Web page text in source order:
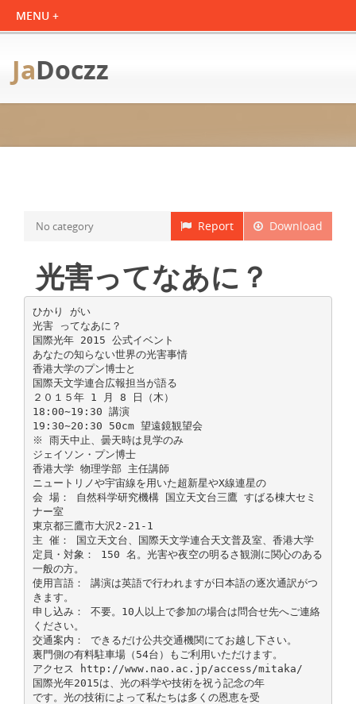
JaDoczz
Download
Report
No category
光害ってなあに？
ひかり がい
光害 ってなあに？
国際光年 2015 公式イベント
あなたの知らない世界の光害事情
香港大学のプン博士と
国際天文学連合広報担当が語る
２０１５年 1 月 8 日（木）
18:00∼19:30 講演
19:30∼20:30 50cm 望遠鏡観望会
※ 雨天中止、曇天時は見学のみ
ジェイソン・プン博士
香港大学 物理学部 主任講師
ニュートリノや宇宙線を用いた超新星やX線連星の
会 場： 自然科学研究機構 国立天文台三鷹 すばる棟大セミ
ナー室
東京都三鷹市大沢2-21-1
主 催： 国立天文台、国際天文学連合天文普及室、香港大学
定員・対象： 150 名。光害や夜空の明るさ観測に関心のある
一般の方。
使用言語： 講演は英語で行われますが日本語の逐次通訳がつ
きます。
申し込み： 不要。10人以上で参加の場合は問合せ先へご連絡
ください。
交通案内： できるだけ公共交通機関にてお越し下さい。
裏門側の有料駐車場（54台）もご利用いただけます。
アクセス http://www.nao.ac.jp/access/mitaka/
国際光年2015は、光の科学や技術を祝う記念の年
です。光の技術によって私たちは多くの恩恵を受